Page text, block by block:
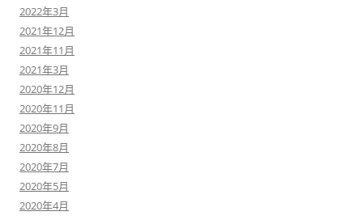
2022年3月
2021年12月
2021年11月
2021年3月
2020年12月
2020年11月
2020年9月
2020年8月
2020年7月
2020年5月
2020年4月